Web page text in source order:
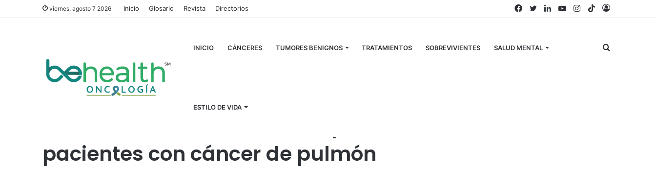
viernes, agosto 7 2026 Inicio Glosario Revista Directorios Acceso
TikTok
Instagram
YouTube
LinkedIn
Twitter
Facebook
INICIO CÁNCERES TUMORES BENIGNOS TRATAMIENTOS SOBREVIVIENTES SALUD MENTAL
ESTILO DE VIDA
Buscar
Cáncer/Alternativas de tratamiento para pacientes con cáncer de pulmón
pacientes con cáncer de pulmón